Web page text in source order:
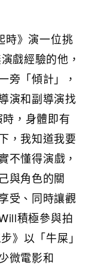
時》演一位挑
戲經驗的他，
旁「傾計」，
演和副導演找
，身體即有
，我知道我要
不懂得演戲，
與角色的關
受、同時讓觀
積極參與拍
》以「牛屎」
微電影和